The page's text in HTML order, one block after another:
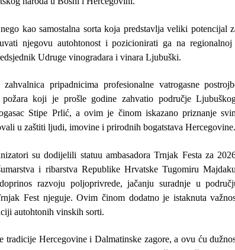
kao samostalna sorta koja predstavlja veliki potencijal
njegovu autohtonost i pozicionirati ga na regionalnoj
Udruge vinogradara i vinara Ljubuški.
pripadnicima profesionalne vatrogasne
koji je prošle godine zahvatio područje
Stipe Prlić, a ovim je činom iskazano priznanje
u zaštiti ljudi, imovine i prirodnih bogatstava Hercegovine.
su dodijelili statuu ambasadora Trnjak Festa za
i ribarstva Republike Hrvatske Tugomiru
razvoju poljoprivrede, jačanju suradnje u
Fest njeguje. Ovim činom dodatno je istaknuta
autohtonih vinskih sorti.
tradicije Hercegovine i Dalmatinske zagore, a ovu ću